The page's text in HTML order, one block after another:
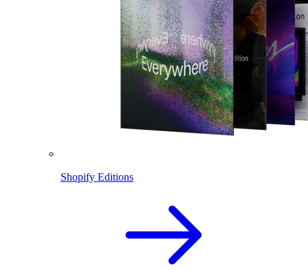
Shopify Editions